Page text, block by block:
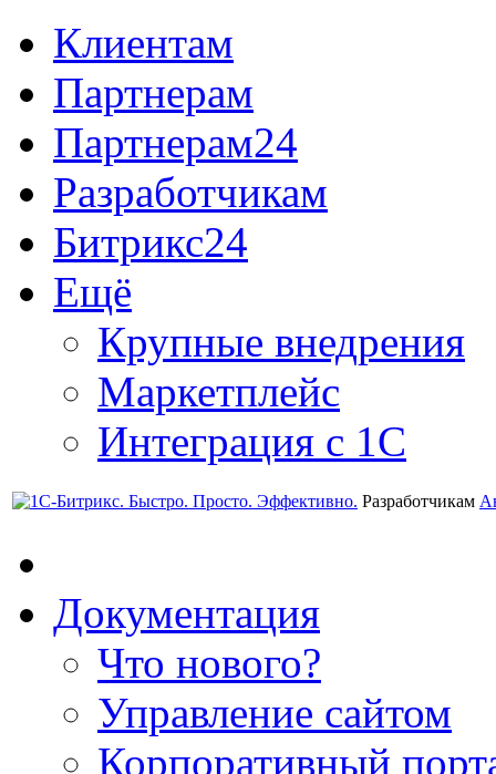
Клиентам
Партнерам
Партнерам24
Разработчикам
Битрикс24
Ещё
Крупные внедрения
Маркетплейс
Интеграция с 1С
Разработчикам
Документация
Что нового?
Управление сайтом
Корпоративный